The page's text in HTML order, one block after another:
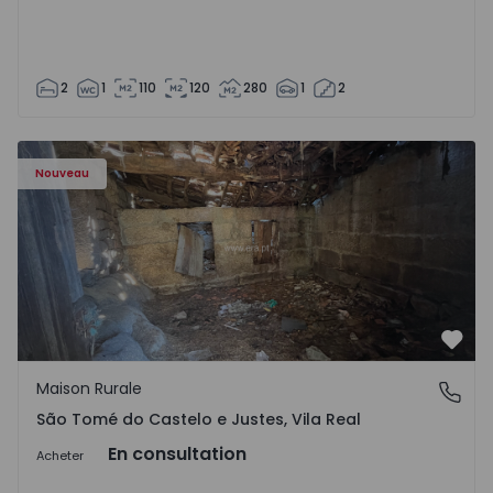
2 1 110 120 280 1 2
Nouveau
Maison Vila Real, São Tomé do Castelo e Justes -
São Tomé do Castelo e Justes, Vila Real
Maison Rurale
São Tomé do Castelo e Justes, Vila Real
Acheter En consultation